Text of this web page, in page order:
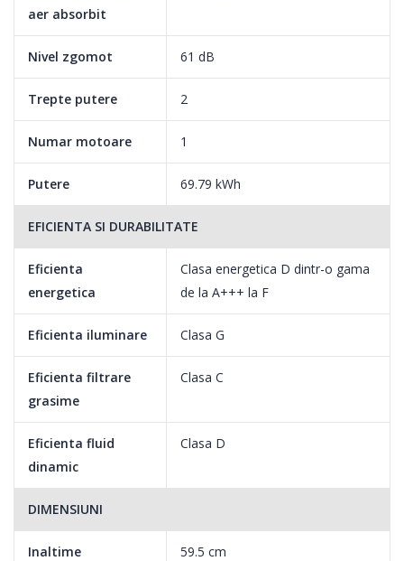
Panou DIN sticla neagra
Hota telescopica Heinner HTCH-F400GBK isi poate gasi loc in
orice bucatarie, fie ea moderna sau
Designul telescopic face ca hota sa ocupe minimul de spatiu
atunci cand nu gatesti si sa o poti
extinde la nevoie pentru o absorbtie cat mai eficienta.
aer absorbit
Nivel zgomot 61 dB
Trepte putere 2
Numar motoare 1
Putere 69.79 kWh
EFICIENTA SI DURABILITATE
Eficienta
energetica
Clasa energetica D dintr-o gama
de la A+++ la F
Eficienta iluminare Clasa G
Eficienta filtrare
grasime
Clasa C
Eficienta fluid
dinamic
Clasa D
DIMENSIUNI
Inaltime 59.5 cm